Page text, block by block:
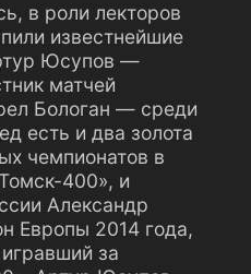
в роли лекторов
известнейшие
Юсупов ―
матчей
Бологан ― среди
есть и два золота
чемпионатов в
400», и
Александр
Европы 2014 года,
за